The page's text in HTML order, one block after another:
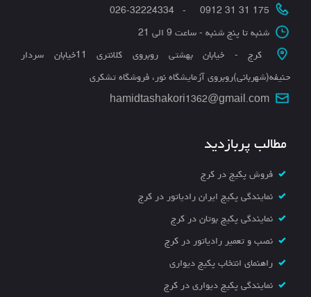
175 31 31 0912 - 026-32224334
شنبه تا پنج شنبه - ساعت 9 الی 21
کرج - خیابان بهشتی روبروی کلانتری 11خیابان سردار
حنیفه(شهربانی)روبروی آزمایشگاه نور، فروشگاه تشکری
hamidtashakori1362@gmail.com
مطالب پربازدید
فروش پکیج در کرج
نمایندگی پکیج ایران رادیاتور در کرج
نمایندگی پکیج بوتان در کرج
نصب و تعمیر رادیاتور در کرج
راهنمای انتخاب پکیج دیواری
نمایندگی پکیج دیواری در کرج